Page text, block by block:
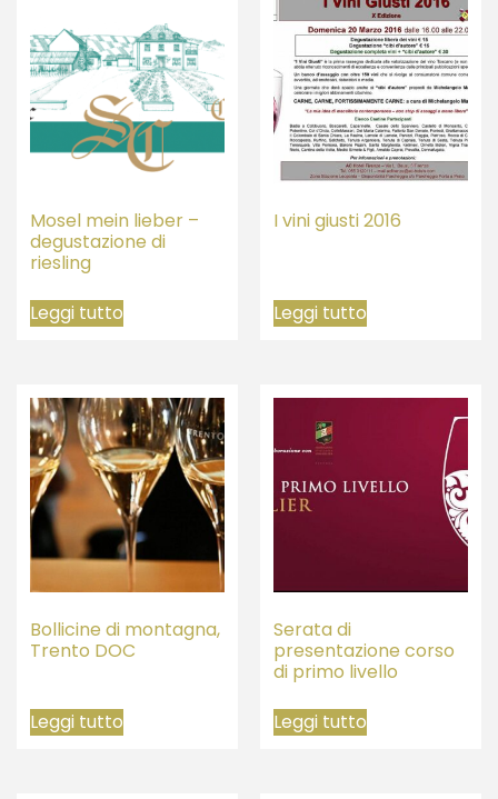
Mosel mein lieber –
degustazione di
riesling
Leggi tutto
I vini giusti 2016
Leggi tutto
Bollicine di montagna,
Trento DOC
Leggi tutto
Serata di
presentazione corso
di primo livello
Leggi tutto